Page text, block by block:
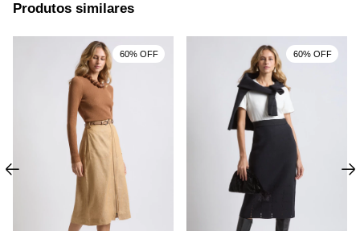
Produtos similares
60% OFF 60% OFF